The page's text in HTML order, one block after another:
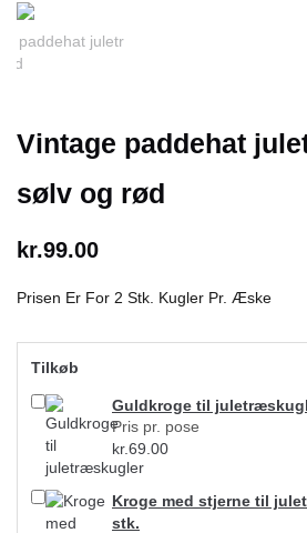
Vintage paddehat
sølv og rød
kr.99.00
Prisen Er For 2 Stk. Kugler Pr. Æske
Tilkøb
Guldkroge til
Pris pr. pose
kr.69.00
Kroge med stjerne til
stk.